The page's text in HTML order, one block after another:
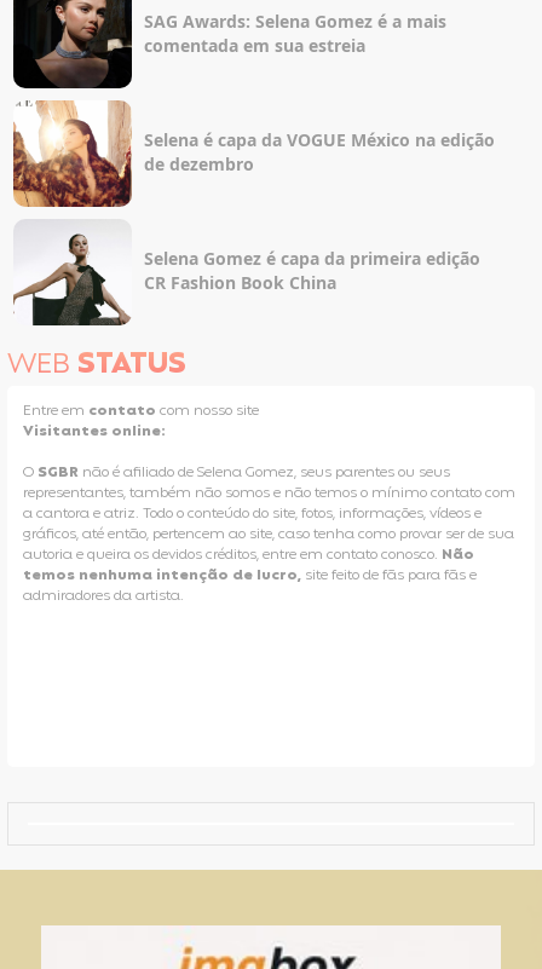
SAG Awards: Selena Gomez é a mais
comentada em sua estreia
Selena é capa da VOGUE México na edição
de dezembro
Selena Gomez é capa da primeira edição
CR Fashion Book China
WEB STATUS
Entre em contato com nosso site
Visitantes online:
O SGBR não é afiliado de Selena Gomez, seus parentes ou seus
representantes, também não somos e não temos o mínimo contato com
a cantora e atriz. Todo o conteúdo do site, fotos, informações, vídeos e
gráficos, até então, pertencem ao site, caso tenha como provar ser de sua
autoria e queira os devidos créditos, entre em contato conosco. Não
temos nenhuma intenção de lucro, site feito de fãs para fãs e
admiradores da artista.